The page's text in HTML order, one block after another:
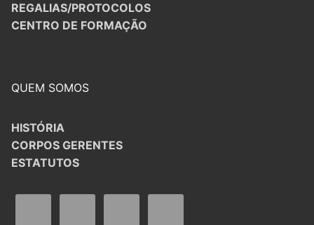
REGALIAS/PROTOCOLOS
CENTRO DE FORMAÇÃO
QUEM SOMOS
HISTÓRIA
CORPOS GERENTES
ESTATUTOS